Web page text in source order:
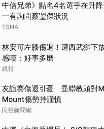
中信兄弟》點名4名選手在升
一有詢問蔡琞傑狀況
TSNA
林安可左膝傷退！遭西武獅下
感嘆：好事多磨
鏡報
友誼賽傷退引憂 曼聯教頭對
Mount傷勢持謹慎
民視新聞網